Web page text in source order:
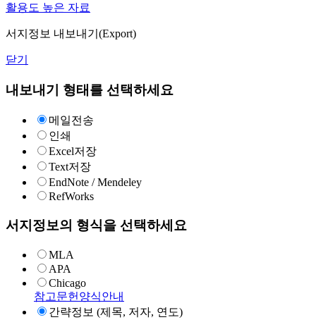
활용도 높은 자료
서지정보 내보내기(Export)
닫기
내보내기 형태를 선택하세요
메일전송
인쇄
Excel저장
Text저장
EndNote / Mendeley
RefWorks
서지정보의 형식을 선택하세요
MLA
APA
Chicago
참고문헌양식안내
간략정보 (제목, 저자, 연도)